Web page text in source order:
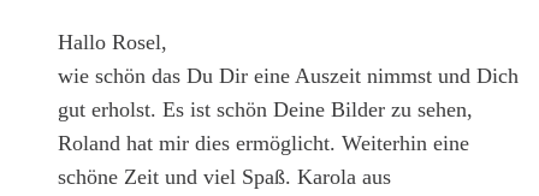
Hallo Rosel,
wie schön das Du Dir eine Auszeit nimmst und Dich
gut erholst. Es ist schön Deine Bilder zu sehen,
Roland hat mir dies ermöglicht. Weiterhin eine
schöne Zeit und viel Spaß. Karola aus